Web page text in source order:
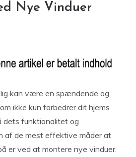
Nye Vinduer
kan være en spændende og
ikke kun forbedrer dit hjems
dets funktionalitet og
af de mest effektive måder at
er ved at montere nye vinduer.